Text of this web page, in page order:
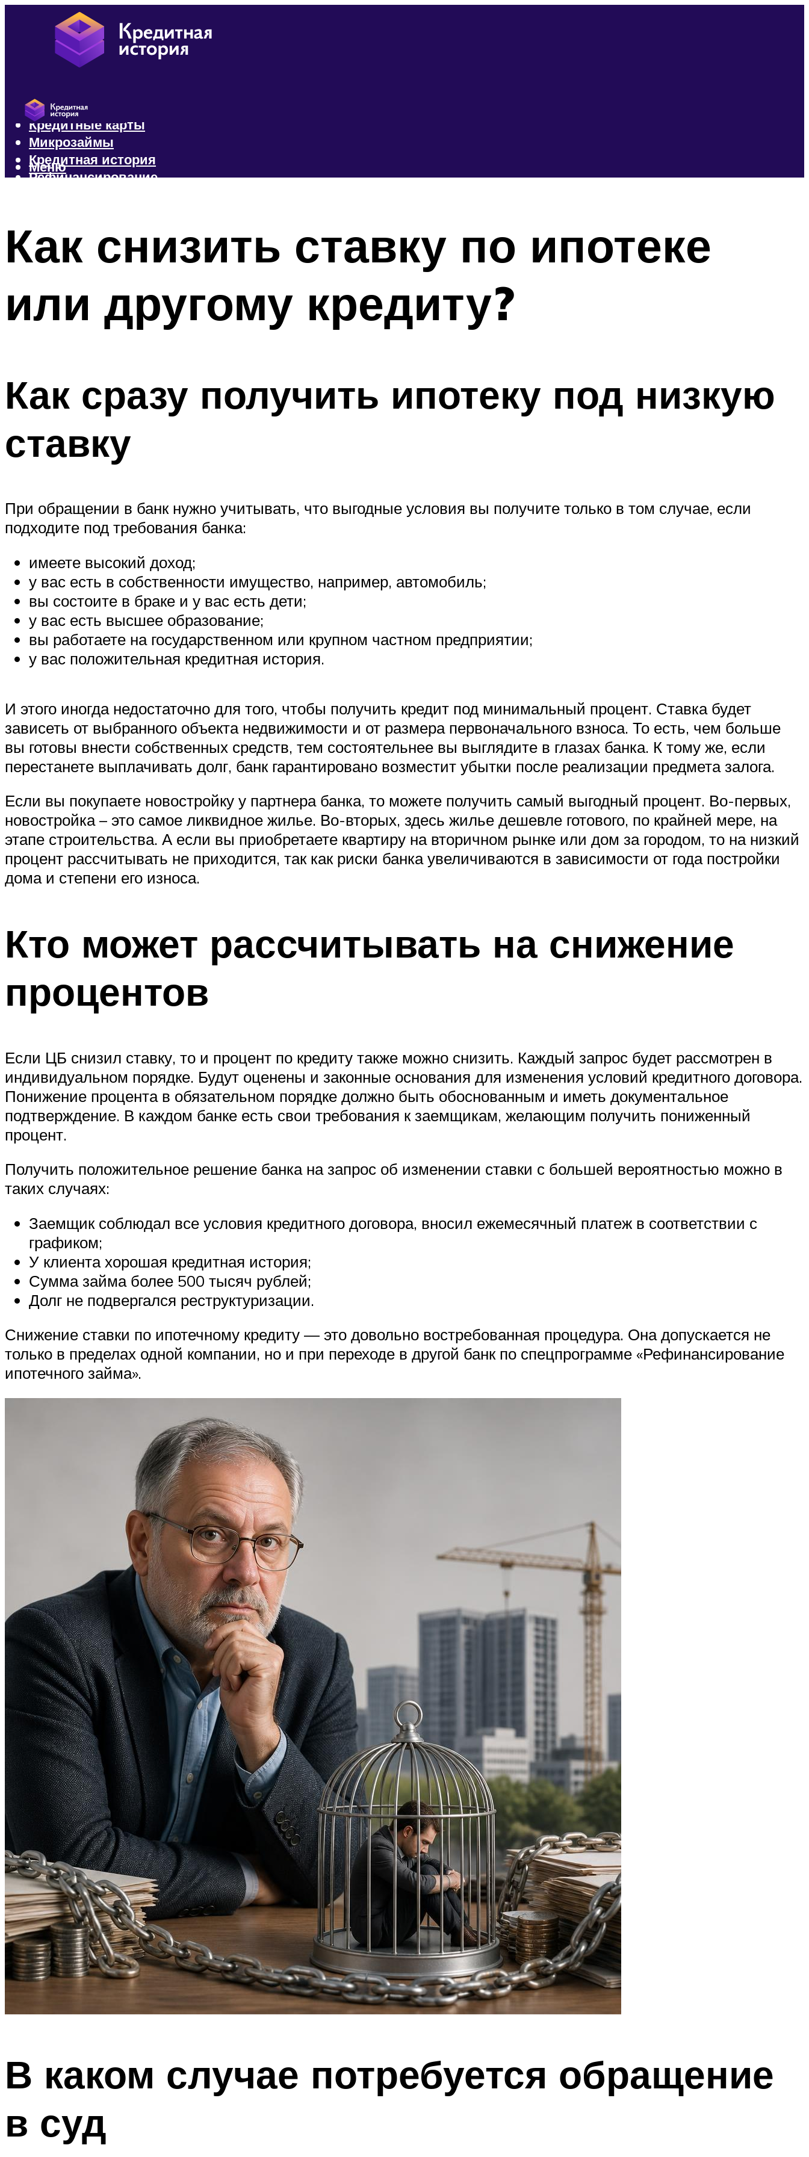
Кредиты
Кредитные карты
Микрозаймы
Кредитная история
Рефинансирование
Меню
Как снизить ставку по ипотеке
или другому кредиту?
Как сразу получить ипотеку под низкую
ставку
При обращении в банк нужно учитывать, что выгодные условия вы получите только в том случае, если
подходите под требования банка:
имеете высокий доход;
у вас есть в собственности имущество, например, автомобиль;
вы состоите в браке и у вас есть дети;
у вас есть высшее образование;
вы работаете на государственном или крупном частном предприятии;
у вас положительная кредитная история.
И этого иногда недостаточно для того, чтобы получить кредит под минимальный процент. Ставка будет
зависеть от выбранного объекта недвижимости и от размера первоначального взноса. То есть, чем больше
вы готовы внести собственных средств, тем состоятельнее вы выглядите в глазах банка. К тому же, если
перестанете выплачивать долг, банк гарантировано возместит убытки после реализации предмета залога.
Если вы покупаете новостройку у партнера банка, то можете получить самый выгодный процент. Во-первых,
новостройка – это самое ликвидное жилье. Во-вторых, здесь жилье дешевле готового, по крайней мере, на
этапе строительства. А если вы приобретаете квартиру на вторичном рынке или дом за городом, то на низкий
процент рассчитывать не приходится, так как риски банка увеличиваются в зависимости от года постройки
дома и степени его износа.
Кто может рассчитывать на снижение
процентов
Если ЦБ снизил ставку, то и процент по кредиту также можно снизить. Каждый запрос будет рассмотрен в
индивидуальном порядке. Будут оценены и законные основания для изменения условий кредитного договора.
Понижение процента в обязательном порядке должно быть обоснованным и иметь документальное
подтверждение. В каждом банке есть свои требования к заемщикам, желающим получить пониженный
процент.
Получить положительное решение банка на запрос об изменении ставки с большей вероятностью можно в
таких случаях:
Заемщик соблюдал все условия кредитного договора, вносил ежемесячный платеж в соответствии с
графиком;
У клиента хорошая кредитная история;
Сумма займа более 500 тысяч рублей;
Долг не подвергался реструктуризации.
Снижение ставки по ипотечному кредиту — это довольно востребованная процедура. Она допускается не
только в пределах одной компании, но и при переходе в другой банк по спецпрограмме «Рефинансирование
ипотечного займа».
В каком случае потребуется обращение
в суд